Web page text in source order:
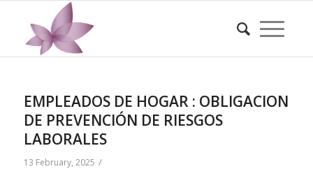
EMPLEADOS DE HOGAR : OBLIGACION
DE PREVENCIÓN DE RIESGOS
LABORALES
13 February, 2025 /